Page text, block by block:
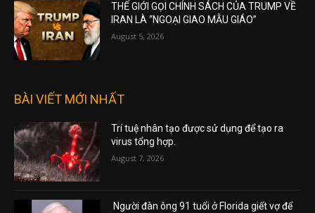
THẾ GIỚI GỌI CHÍNH SÁCH CỦA TRUMP VỀ
IRAN LÀ “NGOẠI GIAO MẪU GIÁO”
August 5, 2026
BÀI VIẾT MỚI NHẤT
Trí tuệ nhân tạo được sử dụng để tạo ra
virus tổng hợp.
August 7, 2026
Người đàn ông 91 tuổi ở Florida giết vợ để